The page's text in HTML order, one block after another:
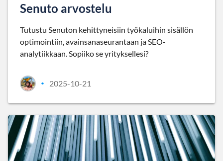
Senuto arvostelu
Tutustu Senuton kehittyneisiin työkaluihin sisällön
optimointiin, avainsanaseurantaan ja SEO-
analytiikkaan. Sopiiko se yrityksellesi?
• 2025-10-21